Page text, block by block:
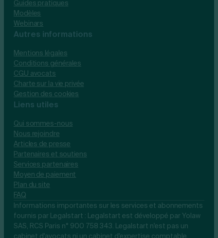
Guides pratiques
Modèles
Webinars
Autres informations
Mentions légales
Conditions générales
CGU avocats
Charte sur la vie privée
Gestion des cookies
Liens utiles
Qui sommes-nous
Nous rejoindre
Articles de presse
Partenaires et soutiens
Services partenaires
Moyen de paiement
Plan du site
FAQ
Informations importantes sur les services et abonnements
fournis par Legalstart : Legalstart est développé par Yolaw
SAS, RCS Paris n° 900 758 343. Legalstart n'est pas un
cabinet d'avocats ni un cabinet d'expertise comptable.